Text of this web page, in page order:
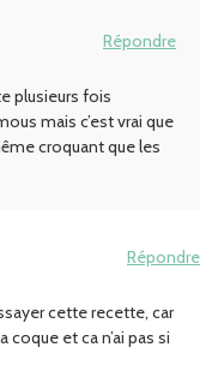
Répondre
plusieurs fois
mais c’est vrai que
croquant que les
Répondre
cette recette, car
coque et ca n’ai pas si